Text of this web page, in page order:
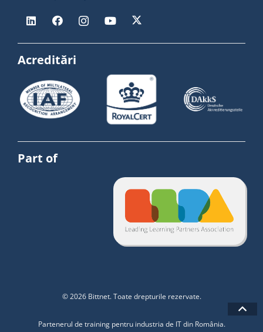
Acreditări
Part of
© 2026 Bittnet. Toate drepturile rezervate.
Partenerul de training pentru industria de IT din România.